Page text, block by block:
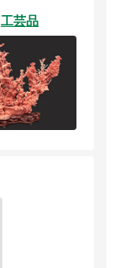
工芸品